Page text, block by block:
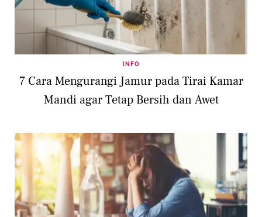
INFO
7 Cara Mengurangi Jamur pada Tirai Kamar
Mandi agar Tetap Bersih dan Awet